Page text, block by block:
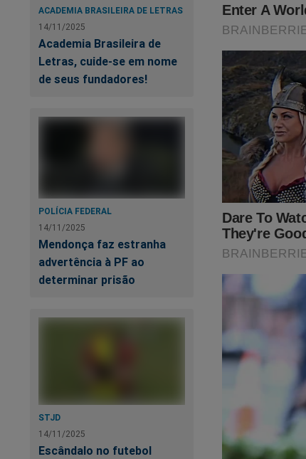
ACADEMIA BRASILEIRA DE LETRAS
14/11/2025
Academia Brasileira de
Letras, cuide-se em nome
de seus fundadores!
POLÍCIA FEDERAL
14/11/2025
Mendonça faz estranha
advertência à PF ao
determinar prisão
STJD
14/11/2025
Escândalo no futebol